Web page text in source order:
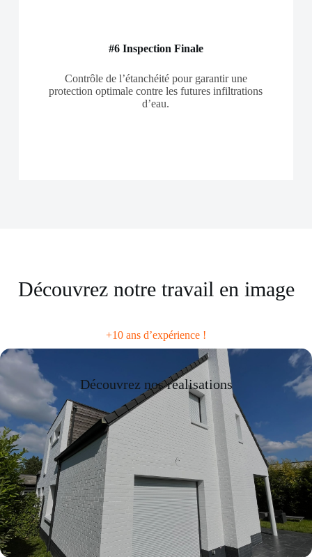
#6 Inspection Finale
Contrôle de l’étanchéité pour garantir une
protection optimale contre les futures infiltrations
d’eau.
Découvrez notre travail en image
+10 ans d’expérience !
Découvrez nos réalisations